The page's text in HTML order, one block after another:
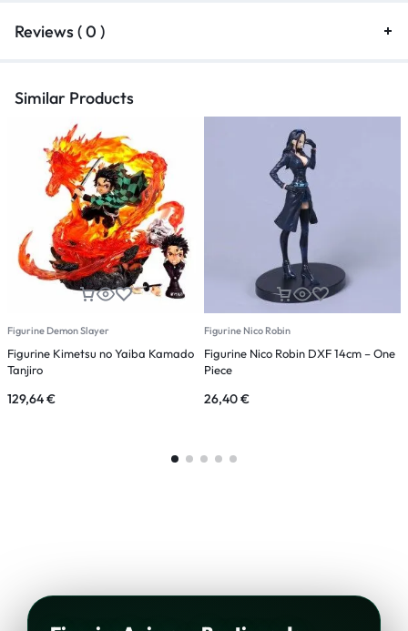
Reviews ( 0 )
Similar Products
Figurine Demon Slayer
Figurine Kimetsu no Yaiba Kamado
Tanjiro
129,64€
Figurine Nico Robin
Figurine Nico Robin DXF 14cm – One
Piece
26,40€